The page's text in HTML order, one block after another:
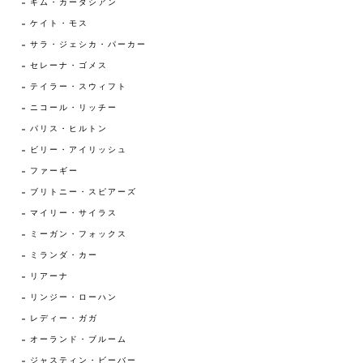
キム・カーダシアン
ケイト・モス
サラ・ジェシカ・パーカー
セレーナ・ゴメス
テイラー・スウィフト
ニコール・リッチー
パリス・ヒルトン
ビリー・アイリッシュ
ファーギー
ブリトニー・スピアーズ
マイリー・サイラス
ミーガン・フォックス
ミランダ・カー
リアーナ
リンジー・ローハン
レディー・ガガ
オーランド・ブルーム